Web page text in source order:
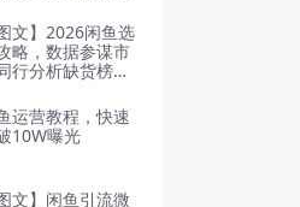
图文】2026闲鱼选
略，数据参谋市
行分析缺货榜趋
运营教程，快速
10W曝光
文】闲鱼引流微